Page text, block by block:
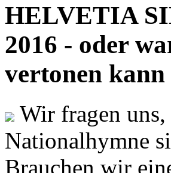
HELVETIA
2016 - oder
vertonen kann
Wir fragen
Nationalhymne
Brauchen wir